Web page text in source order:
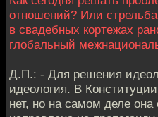
отношений? Или стрельба
в свадебных кортежах
глобальный
Д.П.: - Для решения
идеология. В
нет, но на самом деле